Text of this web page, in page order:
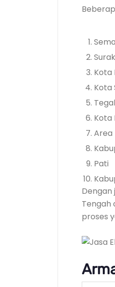
Kota
Kota
Tegal
Kota
Area
Pati
Dengan
Tengah
proses